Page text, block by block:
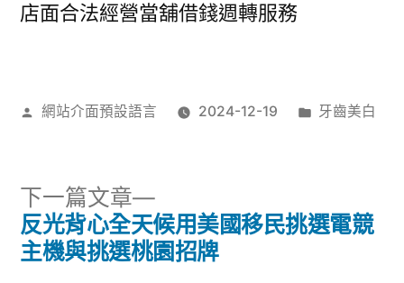
店面合法經營當舖借錢週轉服務
作
網站介面預設語言 2024-12-19
分
牙齒美白
文
下一篇文章
下
一
篇
反光背心全天候用美國移民挑選電競
主機與挑選桃園招牌